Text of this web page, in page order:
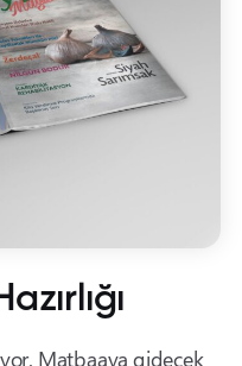
Matbaaya gidecek